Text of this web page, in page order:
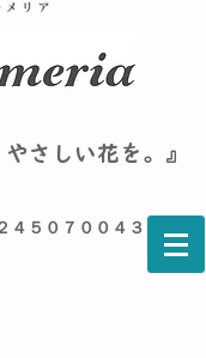
さしい花を。』
４５０７００４３６